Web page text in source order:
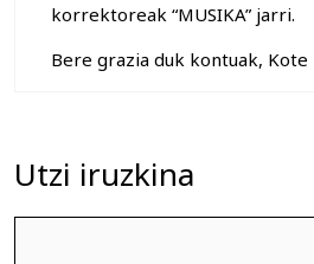
korrektoreak “MUSIKA” jarri.
Bere grazia duk kontuak, Kote
Utzi iruzkina